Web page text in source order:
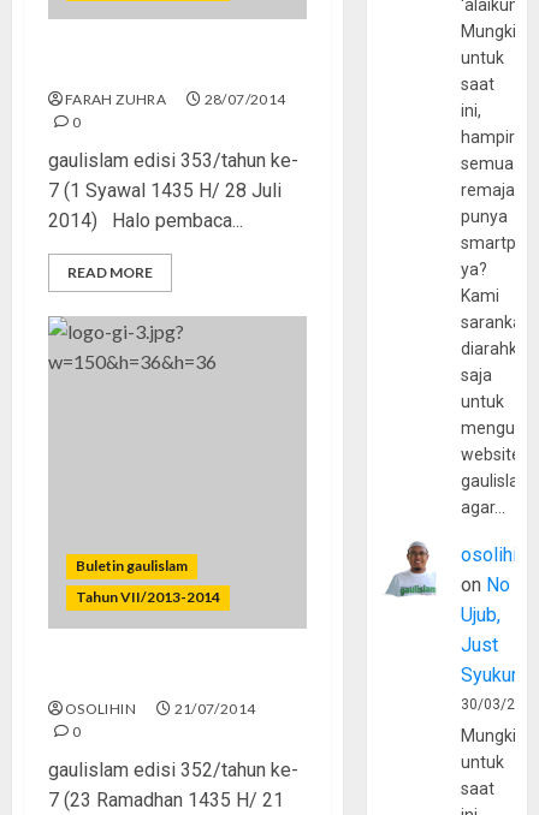
FARAH ZUHRA
28/07/2014
0
gaulislam edisi 353/tahun ke-
7 (1 Syawal 1435 H/ 28 Juli
2014) Halo pembaca...
READ MORE
Buletin gaulislam
Tahun VII/2013-2014
OSOLIHIN
21/07/2014
0
gaulislam edisi 352/tahun ke-
7 (23 Ramadhan 1435 H/ 21
Mungkin
untuk
saat
ini,
hampir
semua
remaja
punya
ya?
Kami
sarankan,
diarahkan
saja
untuk
website
agar…
osolihin
on No
Ujub,
Just
Syukur
30/03/
Mungkin
untuk
saat